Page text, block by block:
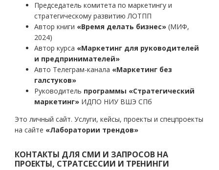
Председатель комитета по маркетингу и
стратегическому развитию ЛОТПП
Автор книги «Время делать бизнес» (МИФ,
2024)
Автор курса «Маркетинг для руководителей
и предпринимателей»
Авто Телеграм-канала «Маркетинг без
галстуков»
Руководитель программы «Стратегический
маркетинг» ИДПО НИУ ВШЭ СПб
Это личный сайт. Услуги, кейсы, проекты и спецпроекты
на сайте «Лаборатории трендов»
КОНТАКТЫ ДЛЯ СМИ И ЗАПРОСОВ НА
ПРОЕКТЫ, СТРАТСЕССИИ И ТРЕНИНГИ